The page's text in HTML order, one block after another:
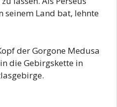
seinem Land bat, lehnte
der Gorgone Medusa
die Gebirgskette in